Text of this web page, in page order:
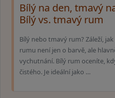
Bílý na den, tmavý
Bílý vs. tmavý rum
Bílý nebo tmavý rum? Záleží,
rumu není jen o barvě, ale
vychutnání. Bílý rum oceníte,
čistého. Je ideální jako …